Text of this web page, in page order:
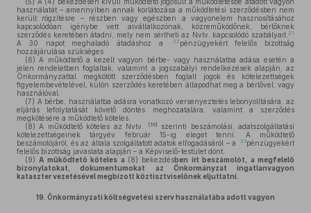
használatát – amennyiben annak korlátozása a működtetési szerződésben nem
került rögzítésre – részben vagy egészben a vagyonelem hasznosításához
kapcsolódóan igénybe vett alvállalkozónak, közreműködőnek, bérlőknek
szerződés keretében átadni, mely nem sértheti az Nvtv. kapcsolódó szabályait. 21
A 30 napot meghaladó átadáshoz a 22 pénzügyekért felelős bizottság
hozzájárulása szükséges.
(6) A működtető a kezelt vagyon bérbe- vagy használatba adása esetén a
jelen rendeletben foglaltak, valamint a jogszabályi rendelkezések alapján, az
Önkormányzattal megkötött szerződésben foglalt jogok és kötelezettségek
figyelembevételével, külön szerződés keretében állapodhat meg a bérlővel, vagy
használóval.
(7) A bérbe, használatba adásra vonatkozó versenyeztetés lebonyolítására, az
eljárás lefolytatását követő döntés meghozatalára, valamint a szerződés
megkötésére a működtető köteles.
(8) A működtető köteles az Nvtv. [16]
szerinti beszámolási, adatszolgáltatási
kötelezettségeinek tárgyév február 15-ig eleget tenni. A működtető
beszámolójáról, és az általa szolgáltatott adatok elfogadásáról – a
23pénzügyekért
felelős bizottság javaslata alapján – a Képviselő-testület dönt.
(9) A működtető köteles a (8) bekezdésben írt beszámolót, a megfelelő
bizonylatokat, dokumentumokat az Önkormányzat ingatlanvagyon
kataszter vezetésével megbízott köztisztviselőnek eljuttatni.
19. Önkormányzati költségvetési szerv használatába adott vagyon